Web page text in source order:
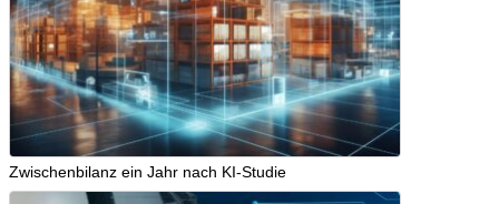
Zwischenbilanz ein Jahr nach KI-Studie